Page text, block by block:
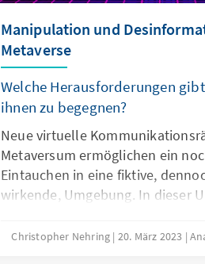
Manipulation und
Metaverse
Welche Herausforderungen
ihnen zu begegnen?
Neue virtuelle
Metaversum ermöglichen ein
Eintauchen in eine fiktive,
wirkende, Umgebung. In dieser
und Information statt. Daher
Christopher Nehring 20. März 2023